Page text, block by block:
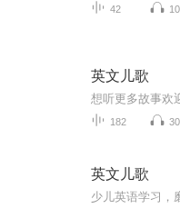
42
英文儿歌
182
英文儿歌
少儿英语学习，